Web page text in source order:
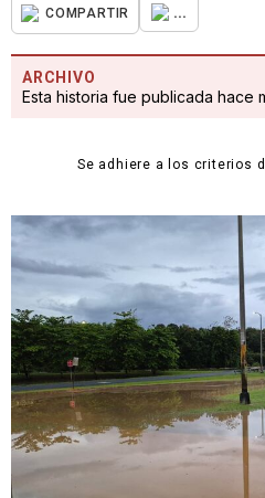
COMPARTIR ...
ARCHIVO
Esta historia fue publicada hace
Se adhiere a los criterios